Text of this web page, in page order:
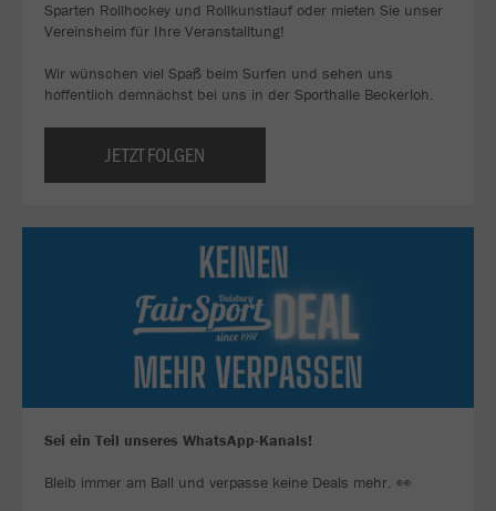
Sparten Rollhockey und Rollkunstlauf oder mieten Sie unser
Vereinsheim für Ihre Veranstalltung!
Wir wünschen viel Spaß beim Surfen und sehen uns
hoffentlich demnächst bei uns in der Sporthalle Beckerloh.
JETZT FOLGEN
Sei ein Teil unseres WhatsApp-Kanals!
Bleib immer am Ball und verpasse keine Deals mehr. 👀